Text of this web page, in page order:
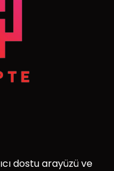
dostu arayüzü ve